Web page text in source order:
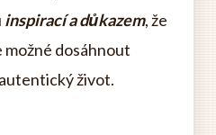
inspirací a důkazem, že
možné dosáhnout
život.